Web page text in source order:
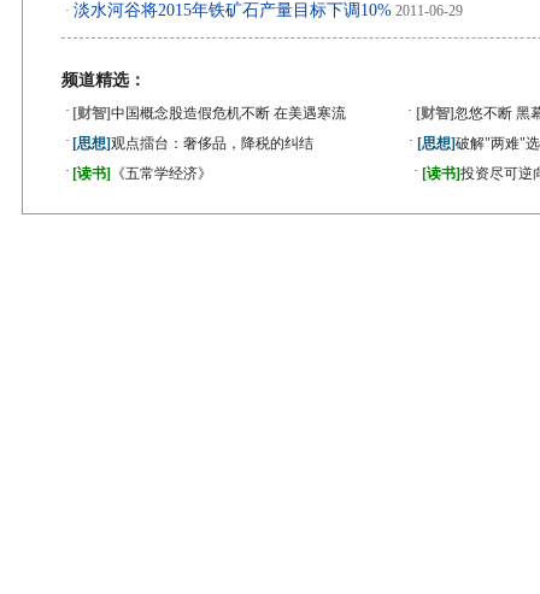
· 淡水河谷将2015年铁矿石产量目标下调10% 2011-06-29
频道精选：
· [财智]中国概念股造假危机不断 在美遇寒流 · [财智]忽悠不断 黑
· [思想]观点擂台：奢侈品，降税的纠结 · [思想]破解"两难"
· [读书] 《五常学经济》 · [读书]投资尽可逆